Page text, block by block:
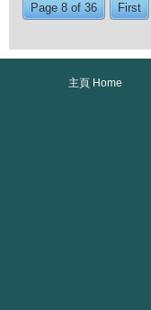
Page 8 of 36 First
主頁 Home